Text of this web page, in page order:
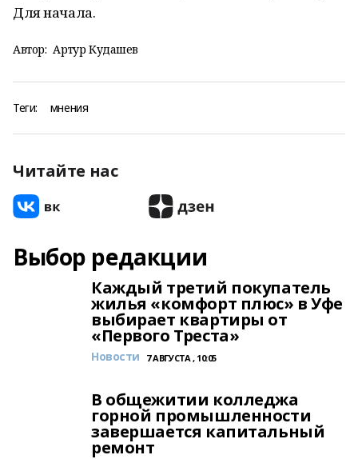
Для начала.
Автор: Артур Кудашев
Теги: мнения
Читайте нас
Выбор редакции
Каждый третий покупатель
жилья «комфорт плюс» в Уфе
выбирает квартиры от
«Первого Треста»
Новости 7 АВГУСТА , 10:05
В общежитии колледжа
горной промышленности
завершается капитальный
ремонт